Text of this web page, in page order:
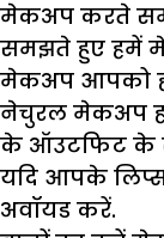
मेकअप करते
समझते हुए हमें
मेकअप आपको
नेचुरल मेकअप
के ऑउटफिट के
यदि आपके लिप्स
अवॉयड करें.